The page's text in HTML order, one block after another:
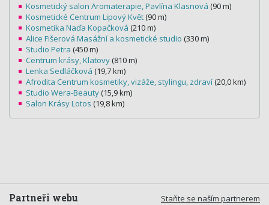
Kosmetický salon Aromaterapie, Pavlína Klasnová (90 m)
Kosmetické Centrum Lipový Květ (90 m)
Kosmetika Naďa Kopačková (210 m)
Alice Fišerová Masážní a kosmetické studio (330 m)
Studio Petra (450 m)
Centrum krásy, Klatovy (810 m)
Lenka Sedláčková (19,7 km)
Afrodita Centrum kosmetiky, vizáže, stylingu, zdraví (20,0 km)
Studio Wera-Beauty (15,9 km)
Salon Krásy Lotos (19,8 km)
Staňte se naším partnerem
Partneři webu